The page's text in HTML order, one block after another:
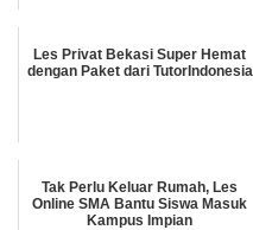
Les Privat Bekasi Super Hemat
dengan Paket dari TutorIndonesia
Tak Perlu Keluar Rumah, Les
Online SMA Bantu Siswa Masuk
Kampus Impian